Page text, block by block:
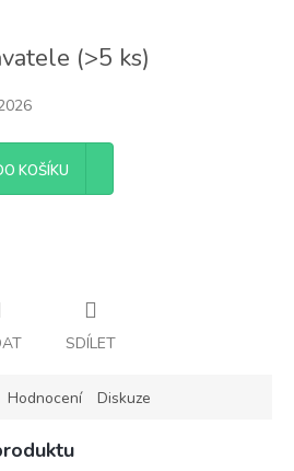
(>5 ks)
KOŠÍKU
SDÍLET
Hodnocení Diskuze